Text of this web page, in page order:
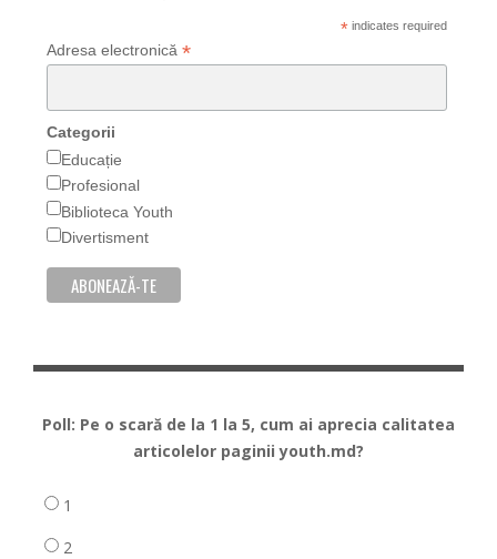
*indicates required
Adresa electronică *
Categorii
Educație
Profesional
Biblioteca Youth
Divertisment
Poll: Pe o scară de la 1 la 5, cum ai aprecia calitatea
articolelor paginii youth.md?
1
2